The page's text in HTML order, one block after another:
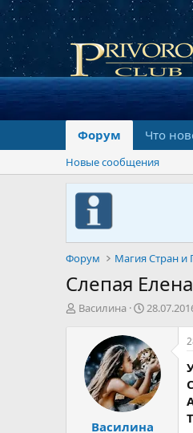
Форум Что
Новые сообщения
Форум Магия Стран и
Слепая
А
Василина
Д
а
н
а
ч
а
л
Василина